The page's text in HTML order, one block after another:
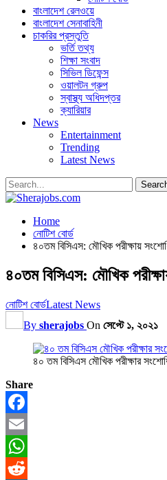
বাংলাদেশ রেলওয়ে
বাংলাদেশ সেনাবাহিনী
চাকরির প্রস্তুতি
ভর্তি তথ্য
শিক্ষা সংবাদ
সিভিল ডিফেন্স
ওয়ালটন গ্রুপ
স্বাস্থ্য অধিদপ্তর
ক্যারিয়ার
News
Entertainment
Trending
Latest News
Home
নোটিশ বোর্ড
৪০তম বিসিএস: মৌখিক পরীক্ষায়
৪০তম বিসিএস: মৌখিক
নোটিশ বোর্ডLatest News
By sherajobs On সেপ্টে ১, ২০২১
৪০ তম বিসিএস মৌখিক পরীক্ষার
Share
Facebook
Email
WhatsApp